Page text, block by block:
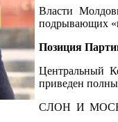
Власти
подрывающих
Позиция
Центральный
приведен
СЛОН И